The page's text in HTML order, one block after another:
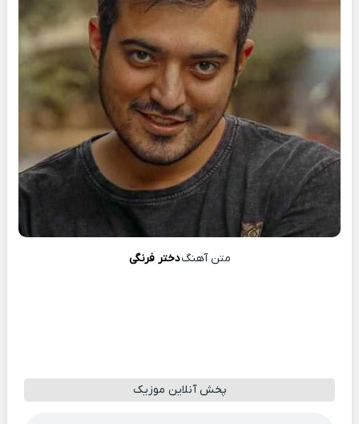
متن آهنگدختر فرنگی
پخش آنلاین موزیک